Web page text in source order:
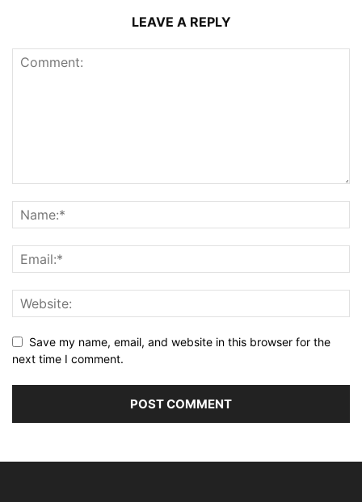
LEAVE A REPLY
Save my name, email, and website in this browser for the
next time I comment.